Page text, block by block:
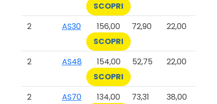
SCOPRI
2
AS30 156,00 72,90
22,00
SCOPRI
2
AS48 154,00 52,75
22,00
SCOPRI
2
AS70 134,00 73,31
38,00